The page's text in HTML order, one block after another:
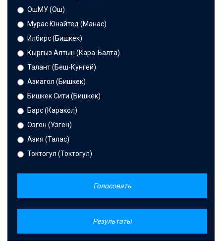
ОшМУ (Ош)
Мурас Юнайтед (Манас)
Илбирс (Бишкек)
Кыргыз Алтын (Кара-Балта)
Талант (Беш-Кунгей)
Азиагол (Бишкек)
Бишкек Сити (Бишкек)
Барс (Каракол)
Озгон (Узген)
Азия (Талас)
Токтогул (Токтогул)
Голосовать
Результаты